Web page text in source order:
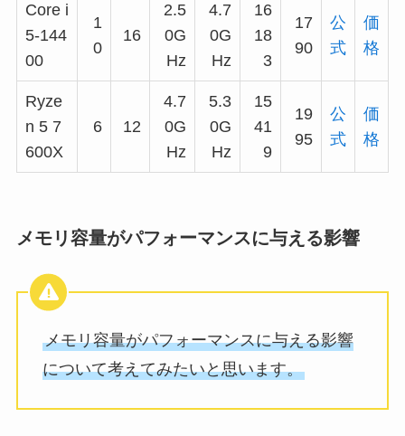
Core i
5-144
00
1
0
16
2.5
0G
Hz
4.7
0G
Hz
16
18
3
17
90
公
式
価
格
Ryze
n 5 7
600X
6 12
4.7
0G
Hz
5.3
0G
Hz
15
41
9
19
95
公
式
価
格
メモリ容量がパフォーマンスに与える影響
メモリ容量がパフォーマンスに与える影響
について考えてみたいと思います。